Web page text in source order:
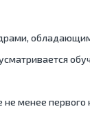
менее первого